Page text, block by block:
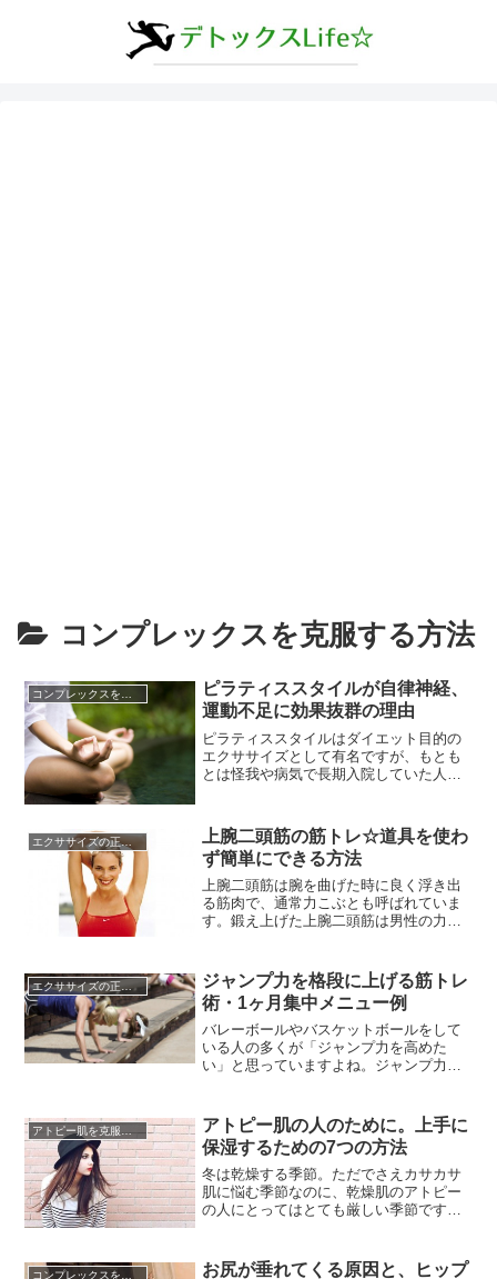
コンプレックスを克服する方法
コンプレックスを克服する方法
ピラティススタイルが自律神経、
運動不足に効果抜群の理由
ピラティススタイルはダイエット目的の
エクササイズとして有名ですが、もとも
とは怪我や病気で長期入院していた人が
め筋力や体の柔軟性に関係なく誰でも行
うことができます。ピラティスは腹式呼
吸により交感神経を活発にし、体や頭を
すっきりさせていく効果があります...
エクササイズの正しい知識☆
上腕二頭筋の筋トレ☆道具を使わ
ず簡単にできる方法
上腕二頭筋は腕を曲げた時に良く浮き出
る筋肉で、通常力こぶとも呼ばれていま
す。鍛え上げた上腕二頭筋は男性の力強
筋の役割は大きく腕を振り下ろす動作
や、投げる動作をする時に重要な筋肉
で、筋肉の構造が体の外側に近い長頭と
体の内側に近い短頭の大きく２つに分
類...
エクササイズの正しい知識☆
ジャンプ力を格段に上げる筋トレ
術・1ヶ月集中メニュー例
バレーボールやバスケットボールをして
いる人の多くが「ジャンプ力を高めた
い」と思っていますよね。ジャンプ力が
めるにあたって非常に有利になる事でし
ょう。けれども、ただ毎日のほほんと過
ごしていてもジャンプ力はアップしませ
ん。ジャンプ力をアップさせるために...
アトピー肌を克服する
アトピー肌の人のために。上手に
保湿するための7つの方法
冬は乾燥する季節。ただでさえカサカサ
肌に悩む季節なのに、乾燥肌のアトピー
の人にとってはとても厳しい季節です。
敏感になっています。そこに異物が入り
お尻が垂れてくる原因と、ヒップ